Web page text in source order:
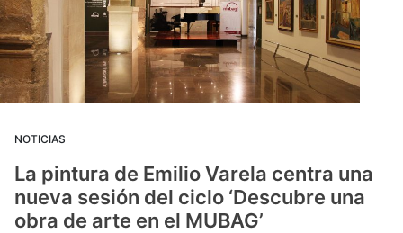
NOTICIAS
La pintura de Emilio Varela centra una
nueva sesión del ciclo ‘Descubre una
obra de arte en el MUBAG’